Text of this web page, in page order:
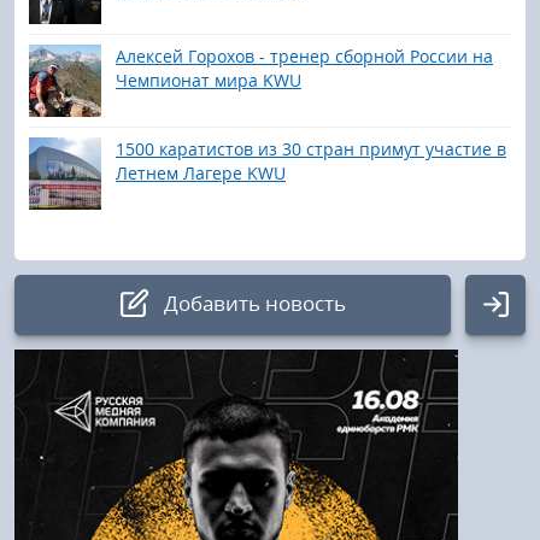
Алексей Горохов - тренер сборной России на
Чемпионат мира KWU
1500 каратистов из 30 стран примут участие в
Летнем Лагере KWU
Добавить новость
Авторизация
Логин:
Пароль